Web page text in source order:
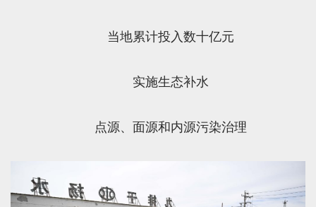
当地累计投入数十亿元
实施生态补水
点源、面源和内源污染治理